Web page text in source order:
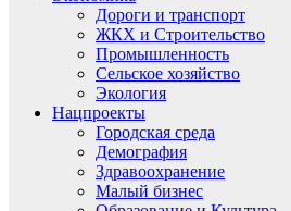
Дороги и транспорт
ЖКХ и Строительство
Промышленность
Сельское хозяйство
Экология
Нацпроекты
Городская среда
Демография
Здравоохранение
Малый бизнес